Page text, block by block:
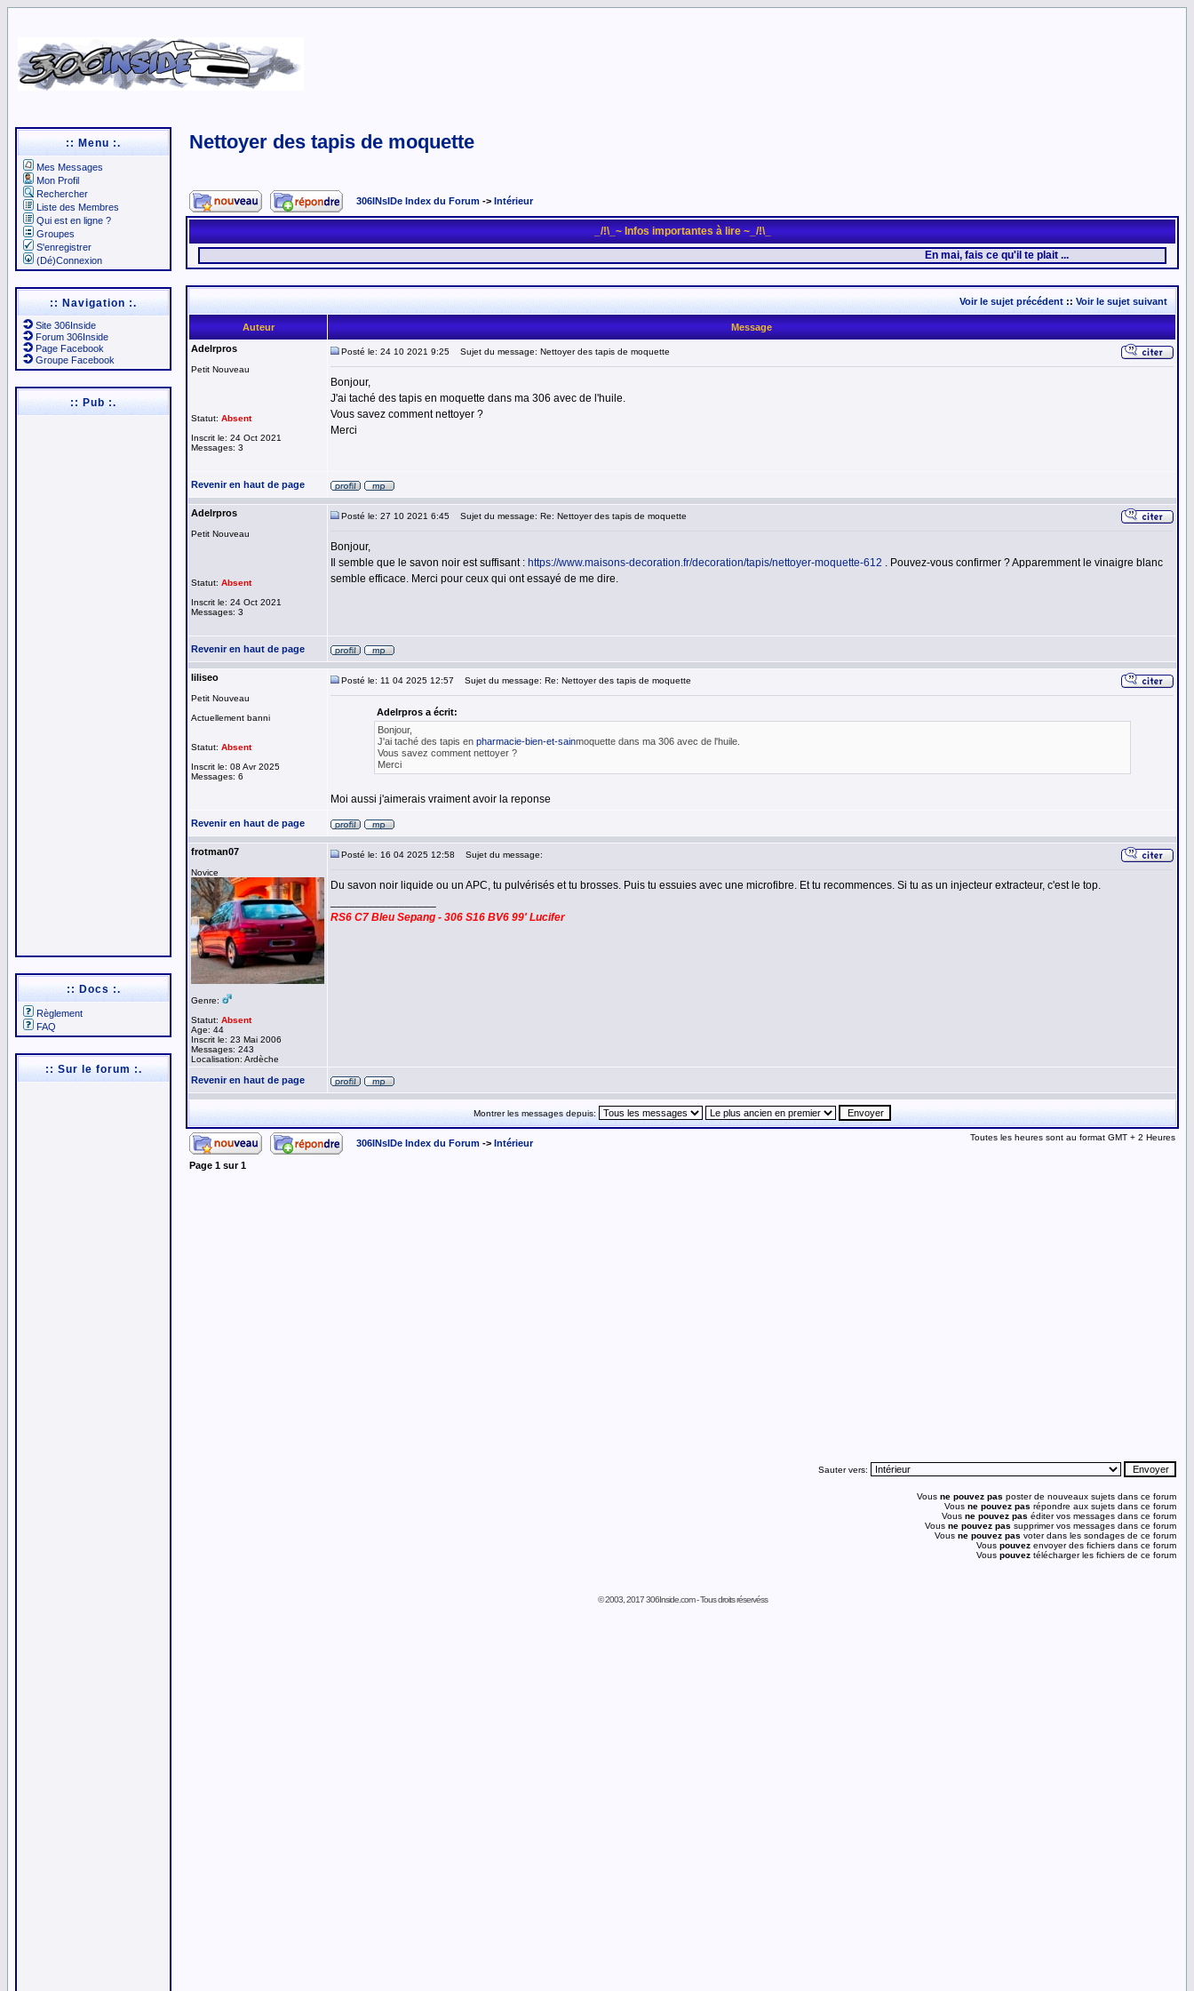
:: Menu :.
Mes Messages
Mon Profil
Rechercher
Liste des Membres
Qui est en ligne ?
Groupes
S'enregistrer
(Dé)Connexion
:: Navigation :.
Site 306Inside
Forum 306Inside
Page Facebook
Groupe Facebook
:: Pub :.
:: Docs :.
Règlement
FAQ
:: Sur le forum :.
Nettoyer des tapis de moquette
306INsIDe Index du Forum -> Intérieur
_/!\_~ Infos importantes à lire ~_/!\_
En mai, fais ce qu'il te plait ...
Voir le sujet précédent :: Voir le sujet suivant
Auteur
Message
Adelrpros
Petit Nouveau
Statut: Absent
Inscrit le: 24 Oct 2021
Messages: 3
Posté le: 24 10 2021 9:25 Sujet du message: Nettoyer des tapis de moquette
Bonjour,
J'ai taché des tapis en moquette dans ma 306 avec de l'huile.
Vous savez comment nettoyer ?
Merci
Revenir en haut de page
Adelrpros
Petit Nouveau
Statut: Absent
Inscrit le: 24 Oct 2021
Messages: 3
Posté le: 27 10 2021 6:45 Sujet du message: Re: Nettoyer des tapis de moquette
Bonjour,
Il semble que le savon noir est suffisant : https://www.maisons-decoration.fr/decoration/tapis/nettoyer-moquette-612 . Pouvez-vous confirmer ? Apparemment le vinaigre blanc
semble efficace. Merci pour ceux qui ont essayé de me dire.
Revenir en haut de page
liliseo
Petit Nouveau
Actuellement banni
Statut: Absent
Inscrit le: 08 Avr 2025
Messages: 6
Posté le: 11 04 2025 12:57 Sujet du message: Re: Nettoyer des tapis de moquette
Adelrpros a écrit:
Bonjour,
J'ai taché des tapis en pharmacie-bien-et-sainmoquette dans ma 306 avec de l'huile.
Vous savez comment nettoyer ?
Merci
Moi aussi j'aimerais vraiment avoir la reponse
Revenir en haut de page
frotman07
Novice
Genre:
Statut: Absent
Age: 44
Inscrit le: 23 Mai 2006
Messages: 243
Localisation: Ardèche
Posté le: 16 04 2025 12:58 Sujet du message:
Du savon noir liquide ou un APC, tu pulvérisés et tu brosses. Puis tu essuies avec une microfibre. Et tu recommences. Si tu as un injecteur extracteur, c'est le top.
RS6 C7 Bleu Sepang - 306 S16 BV6 99' Lucifer
Revenir en haut de page
Montrer les messages depuis:
306INsIDe Index du Forum -> Intérieur
Toutes les heures sont au format GMT + 2 Heures
Page 1 sur1
Sauter vers:
Vous ne pouvez pas poster de nouveaux sujets dans ce forum
Vous ne pouvez pas répondre aux sujets dans ce forum
Vous ne pouvez pas éditer vos messages dans ce forum
Vous ne pouvez pas supprimer vos messages dans ce forum
Vous ne pouvez pas voter dans les sondages de ce forum
Vous pouvez envoyer des fichiers dans ce forum
Vous pouvez télécharger les fichiers de ce forum
© 2003, 2017 306Inside.com - Tous droits réservéss